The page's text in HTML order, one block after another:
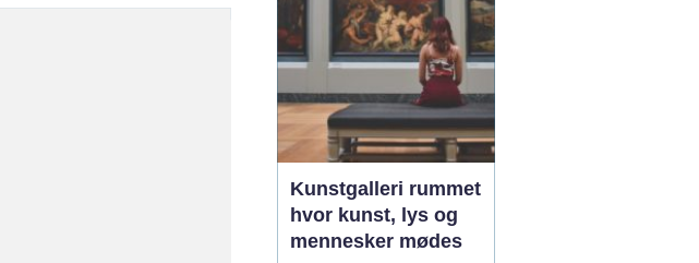
Kunstgalleri rummet
hvor kunst, lys og
mennesker mødes